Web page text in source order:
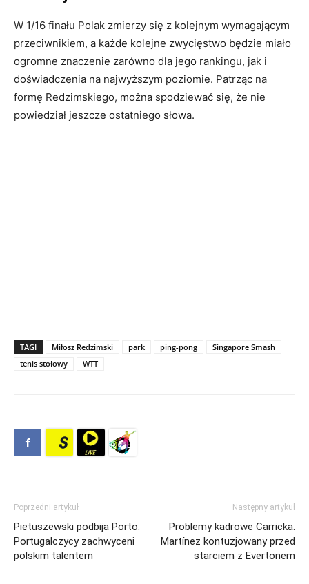
W 1/16 finału Polak zmierzy się z kolejnym wymagającym
przeciwnikiem, a każde kolejne zwycięstwo będzie miało
ogromne znaczenie zarówno dla jego rankingu, jak i
doświadczenia na najwyższym poziomie. Patrząc na
formę Redzimskiego, można spodziewać się, że nie
powiedział jeszcze ostatniego słowa.
TAGI Miłosz Redzimski park ping-pong
Singapore Smash
tenis stołowy
WTT
Poprzedni artykuł
Pietuszewski podbija Porto.
Portugalczycy zachwyceni
polskim talentem
Następny artykuł
Problemy kadrowe Carricka.
Martínez kontuzjowany przed
starciem z Evertonem